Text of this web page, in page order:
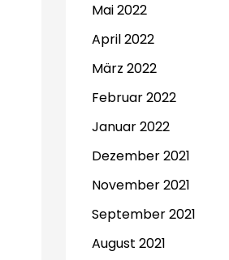
Mai 2022
April 2022
März 2022
Februar 2022
Januar 2022
Dezember 2021
November 2021
September 2021
August 2021